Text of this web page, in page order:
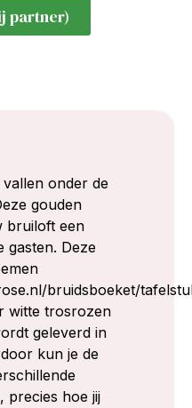
partner)
onder de
gouden
bruiloft een
gasten. Deze
bruidsboeket/
witte trosrozen
geleverd in
kun je de
precies hoe jij